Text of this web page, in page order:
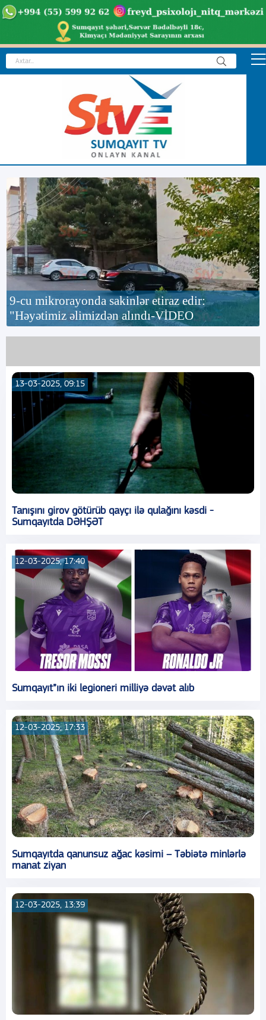
9-cu mikrorayonda sakinlər etiraz edir:
"Həyətimiz əlimizdən alındı-VİDEO
13-03-2025, 09:15
Tanışını girov götürüb qayçı ilə qulağını kəsdi -
Sumqayıtda DƏHŞƏT
12-03-2025, 17:40
Sumqayıt”ın iki legioneri milliyə dəvət alıb
12-03-2025, 17:33
Sumqayıtda qanunsuz ağac kəsimi – Təbiətə minlərlə
manat ziyan
12-03-2025, 13:39